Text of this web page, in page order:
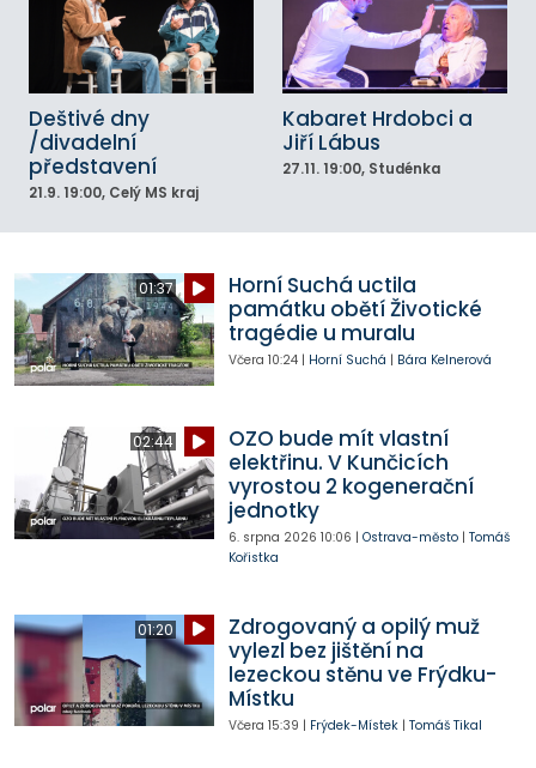
Deštivé dny
/divadelní
představení
21.9. 19:00, Celý MS kraj
Kabaret Hrdobci a
Jiří Lábus
27.11. 19:00, Studénka
01:37
Horní Suchá uctila
památku obětí Životické
tragédie u muralu
Včera 10:24| Horní Suchá | Bára Kelnerová
02:44
OZO bude mít vlastní
elektřinu. V Kunčicích
vyrostou 2 kogenerační
jednotky
6. srpna 2026 10:06 | Ostrava-město| Tomáš
Kořistka
01:20
Zdrogovaný a opilý muž
vylezl bez jištění na
lezeckou stěnu ve Frýdku-
Místku
Včera 15:39 | Frýdek-Místek| Tomáš Tikal